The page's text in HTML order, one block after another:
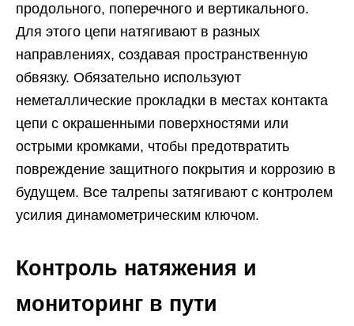
продольного, поперечного и вертикального.
Для этого цепи натягивают в разных
направлениях, создавая пространственную
обвязку. Обязательно используют
неметаллические прокладки в местах контакта
цепи с окрашенными поверхностями или
острыми кромками, чтобы предотвратить
повреждение защитного покрытия и коррозию в
будущем. Все талрепы затягивают с контролем
усилия динамометрическим ключом.
Контроль натяжения и
мониторинг в пути